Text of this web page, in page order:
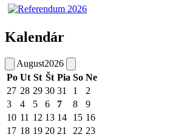
Kalendár
August2026
Po Ut St Št Pia So Ne
27 28 29 30 31 1
2
3
4 5 6 7 8
9
10 11 12 13 14 15 16
17 18 19 20 21 22 23